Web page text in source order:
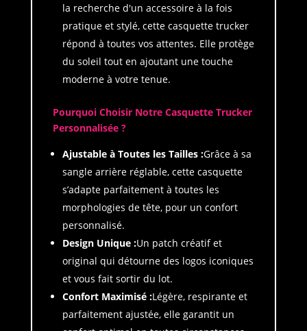
la recherche d'un accessoire à la fois
pratique et stylé, cette casquette trucker
répond à toutes vos attentes. Elle protège
du soleil tout en ajoutant une touche
moderne à votre tenue.
Pourquoi Choisir Notre Casquette Trucker
Personnalisée ?
Ajustable à Toutes les Tailles :Grâce à sa
sangle arrière réglable, cette casquette
s’adapte parfaitement à toutes les
morphologies de tête, pour un confort
personnalisé.
Design Unique :Un patch créatif et
original qui détourne des logos iconiques
et vous fait sortir du lot.
Confort Maximisé :Légère, respirante et
parfaitement ajustée, elle garantit un